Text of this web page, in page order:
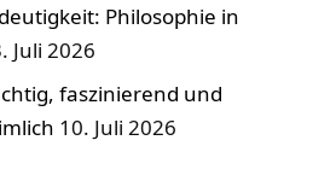
Philosophie in
Juli 2026
faszinierend und
10. Juli 2026